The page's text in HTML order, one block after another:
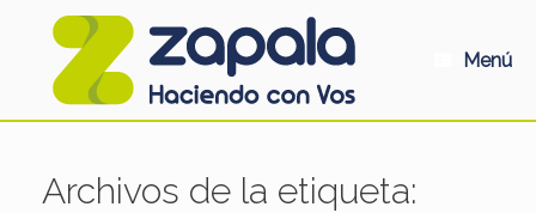
Menú
Archivos de la etiqueta: